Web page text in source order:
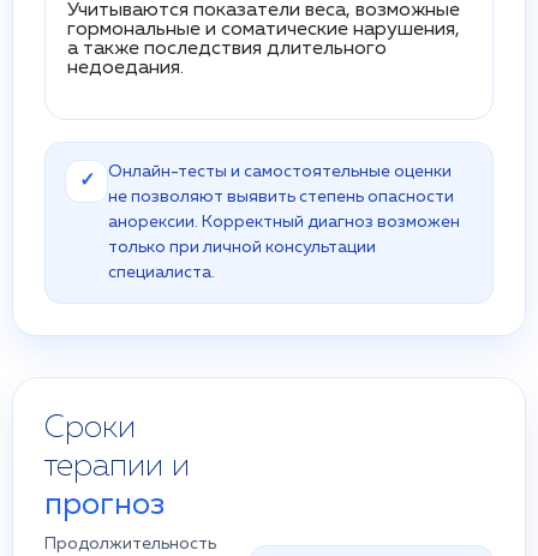
Учитываются показатели веса, возможные
гормональные и соматические нарушения,
а также последствия длительного
недоедания.
✓
Онлайн-тесты и самостоятельные оценки
не позволяют выявить степень опасности
анорексии. Корректный диагноз возможен
только при личной консультации
специалиста.
Сроки
терапии и
прогноз
Продолжительность